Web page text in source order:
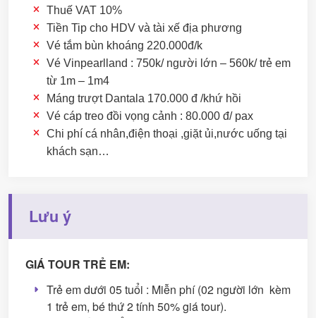
Thuế VAT 10%
Tiền Tip cho HDV và tài xế địa phương
Vé tắm bùn khoáng 220.000đ/k
Vé Vinpearlland : 750k/ người lớn – 560k/ trẻ em
từ 1m – 1m4
Máng trượt Dantala 170.000 đ /khứ hồi
Vé cáp treo đồi vọng cảnh : 80.000 đ/ pax
Chi phí cá nhân,điện thoại ,giặt ủi,nước uống tại
khách sạn…
Lưu ý
GIÁ TOUR TRẺ EM:
Trẻ em dưới 05 tuổi : Miễn phí (02 người lớn kèm
1 trẻ em, bé thứ 2 tính 50% giá tour).